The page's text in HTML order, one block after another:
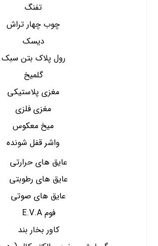
تفنگ
چوب چهار تراش
دیسک
رول پلاک بتن سبک
گلمیخ
مغزی پلاستیکی
مغزی فلزی
میخ معکوس
واشر قفل شونده
عایق های حرارتی
عایق های رطوبتی
عایق های صوتی
فوم E.V.A
کاور بخار بند